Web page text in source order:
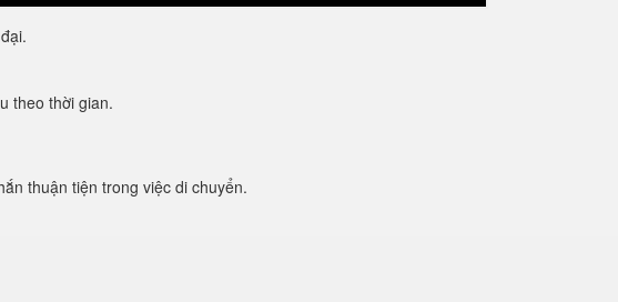
theo thời gian.
thuận tiện trong việc di chuyển.